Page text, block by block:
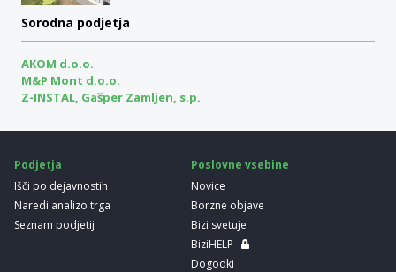
Sorodna podjetja
AKOM d.o.o.
M&P Mont d.o.o.
Z-INSTAL, Gašper Zamljen, s.p.
Podjetja
Išči po dejavnostih
Naredi analizo trga
Seznam podjetij
Poslovne vsebine
Novice
Borzne objave
Bizi svetuje
BiziHELP
Dogodki